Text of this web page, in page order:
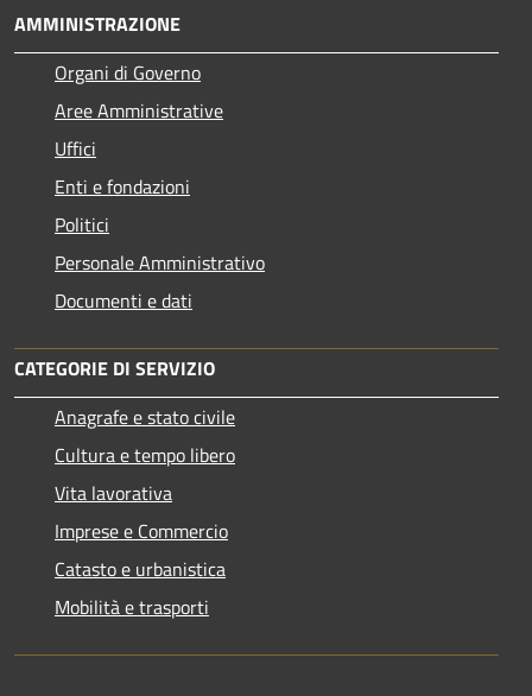
AMMINISTRAZIONE
Organi di Governo
Aree Amministrative
Uffici
Enti e fondazioni
Politici
Personale Amministrativo
Documenti e dati
CATEGORIE DI SERVIZIO
Anagrafe e stato civile
Cultura e tempo libero
Vita lavorativa
Imprese e Commercio
Catasto e urbanistica
Mobilità e trasporti